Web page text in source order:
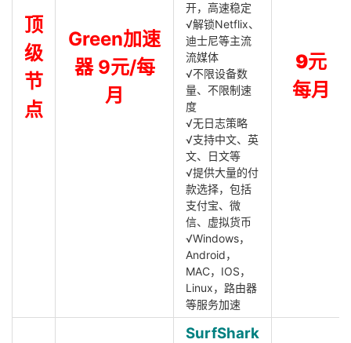
顶
级
节
点
Green加速
器 9元/每
月
开，高速稳定
√解锁Netflix、
迪士尼等主流
流媒体
√不限设备数
量、不限制速
度
√无日志策略
√支持中文、英
文、日文等
√提供大量的付
款选择，包括
支付宝、微
信、虚拟货币
√Windows，
Android，
MAC，IOS，
Linux，路由器
等服务加速
9元
每月
SurfShark